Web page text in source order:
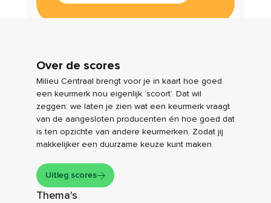
Over de scores
Milieu Centraal brengt voor je in kaart hoe goed
een keurmerk nou eigenlijk ‘scoort’. Dat wil
zeggen: we laten je zien wat een keurmerk vraagt
van de aangesloten producenten én hoe goed dat
is ten opzichte van andere keurmerken. Zodat jij
makkelijker een duurzame keuze kunt maken.
Uitleg scores
Thema's